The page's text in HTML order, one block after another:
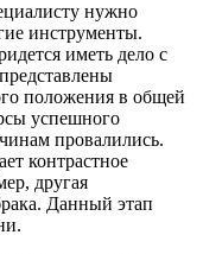
нужно
инструменты.
иметь дело с
положения в общей
успешного
провалились.
контрастное
другая
Данный этап